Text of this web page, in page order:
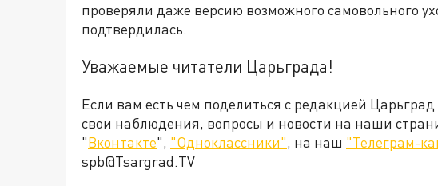
проверяли даже версию возможного самовольного
подтвердилась.
Уважаемые читатели Царьграда!
Если вам есть чем поделиться с редакцией
свои наблюдения, вопросы и новости на наши
"Вконтакте", "Одноклассники", на наш "Телеграм-
spb@Tsargrad.TV